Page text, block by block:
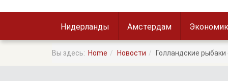
Нидерланды Амстердам
Вы здесь: Home Новости Голландские